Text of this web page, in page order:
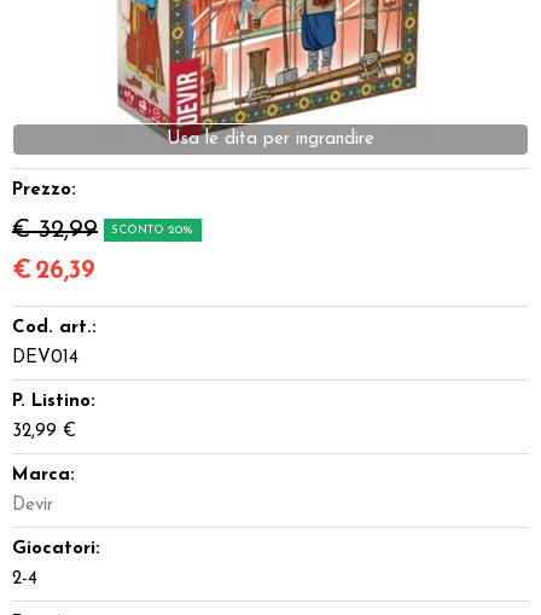
Giocattoli e GadgetUsa le dita per ingrandire
Prezzo:
€ 32,99 SCONTO 20%
€ 26,39
Cod. art.:
DEV014
P. Listino:
32,99 €
Marca:
Devir
Giocatori:
2-4